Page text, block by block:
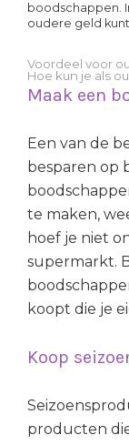
boodschappen.
oudere geld
Voordeel voor
Hoe kun je als
Maak een
Een van de
besparen op
te maken,
hoef je niet
supermarkt.
koopt die je
Koop
producten